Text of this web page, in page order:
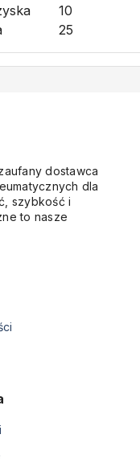
10
25
dostawca
dla
szybkość i
to nasze